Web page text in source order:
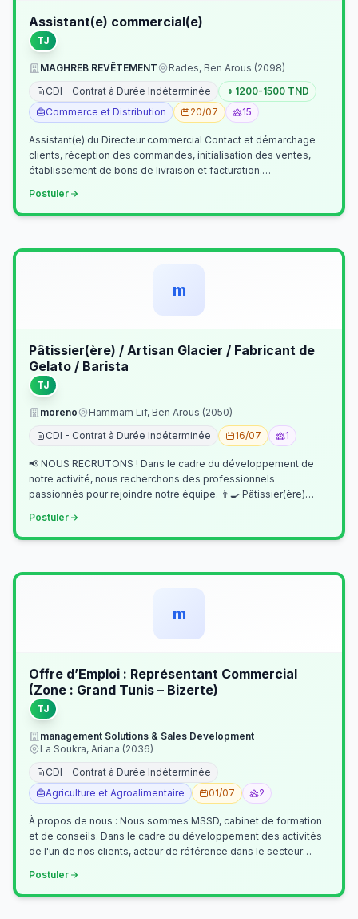
Assistant(e) commercial(e)
TJ
MAGHREB REVÊTEMENT
Rades, Ben Arous (2098)
CDI - Contrat à Durée Indéterminée
1200-1500 TND
Commerce et Distribution
20/07 15
Assistant(e) du Directeur commercial Contact et démarchage
clients, réception des commandes, initialisation des ventes,
établissement de bons de livraison et facturation.
Postuler
m
Pâtissier(ère) / Artisan Glacier / Fabricant de
Gelato / Barista
TJ
moreno
Hammam Lif, Ben Arous (2050)
CDI - Contrat à Durée Indéterminée
16/07 1
📢 NOUS RECRUTONS ! Dans le cadre du développement de
notre activité, nous recherchons des professionnels
passionnés pour rejoindre notre équipe. 👨‍🍳 Pâtissier(ère)
Postuler
m
Offre d’Emploi : Représentant Commercial
(Zone : Grand Tunis – Bizerte)
TJ
management Solutions & Sales Development
La Soukra, Ariana (2036)
CDI - Contrat à Durée Indéterminée
Agriculture et Agroalimentaire
01/07 2
À propos de nous : Nous sommes MSSD, cabinet de formation
et de conseils. Dans le cadre du développement des activités
de l'un de nos clients, acteur de référence dans le secteur
Postuler